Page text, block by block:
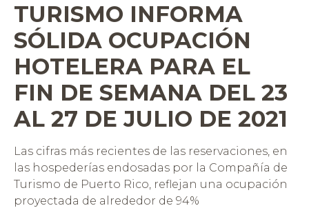
TURISMO INFORMA
SÓLIDA OCUPACIÓN
HOTELERA PARA EL
FIN DE SEMANA DEL 23
AL 27 DE JULIO DE 2021
Las cifras más recientes de las reservaciones, en
las hospederías endosadas por la Compañía de
Turismo de Puerto Rico, reflejan una ocupación
proyectada de alrededor de 94%